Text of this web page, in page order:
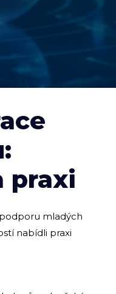
praxi
mladých
nabídli praxi